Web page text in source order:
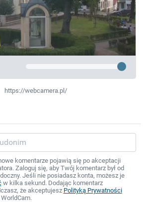
https://webcamera.pl/
komentarze pojawią się po akceptacji
Zaloguj się, aby Twój komentarz był od
Jeśli nie posiadasz konta, możesz je
w kilka sekund. Dodając komentarz
że akceptujesz Polityką Prywatności